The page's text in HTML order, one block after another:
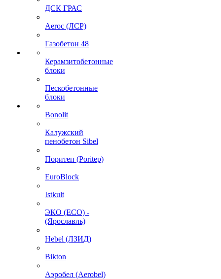
ДСК ГРАС
Aeroc (ЛСР)
Газобетон 48
Керамзитобетонные
блоки
Пескобетонные
блоки
Bonolit
Калужский
пенобетон Sibel
Поритеп (Poritep)
EuroBlock
Istkult
ЭКО (ECO) -
(Ярославль)
Hebel (ЛЗИД)
Bikton
Аэробел (Aerobel)